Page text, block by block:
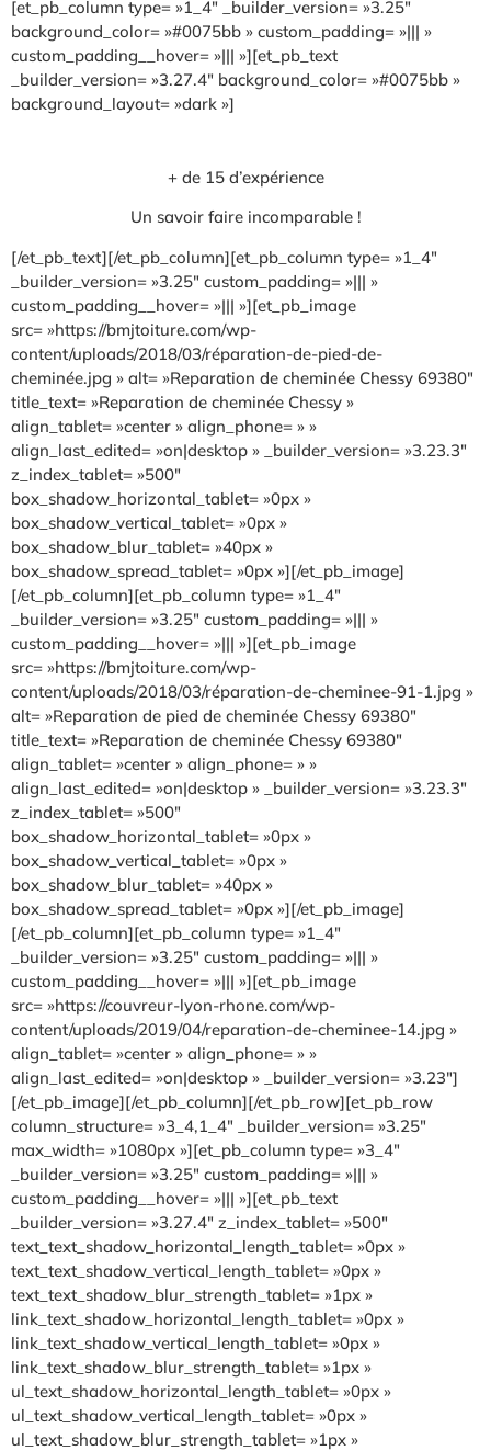
[et_pb_column type= »1_4″ _builder_version= »3.25″
background_color= »#0075bb » custom_padding= »||| »
custom_padding__hover= »||| »][et_pb_text
_builder_version= »3.27.4″ background_color= »#0075bb »
background_layout= »dark »]
+ de 15 d’expérience
Un savoir faire incomparable !
[/et_pb_text][/et_pb_column][et_pb_column type= »1_4″
_builder_version= »3.25″ custom_padding= »||| »
custom_padding__hover= »||| »][et_pb_image
src= »https://bmjtoiture.com/wp-
content/uploads/2018/03/réparation-de-pied-de-
cheminée.jpg » alt= »Reparation de cheminée Chessy 69380″
title_text= »Reparation de cheminée Chessy »
align_tablet= »center » align_phone= » »
align_last_edited= »on|desktop » _builder_version= »3.23.3″
z_index_tablet= »500″
box_shadow_horizontal_tablet= »0px »
box_shadow_vertical_tablet= »0px »
box_shadow_blur_tablet= »40px »
box_shadow_spread_tablet= »0px »][/et_pb_image]
[/et_pb_column][et_pb_column type= »1_4″
_builder_version= »3.25″ custom_padding= »||| »
custom_padding__hover= »||| »][et_pb_image
src= »https://bmjtoiture.com/wp-
content/uploads/2018/03/réparation-de-cheminee-91-1.jpg »
alt= »Reparation de pied de cheminée Chessy 69380″
title_text= »Reparation de cheminée Chessy 69380″
align_tablet= »center » align_phone= » »
align_last_edited= »on|desktop » _builder_version= »3.23.3″
z_index_tablet= »500″
box_shadow_horizontal_tablet= »0px »
box_shadow_vertical_tablet= »0px »
box_shadow_blur_tablet= »40px »
box_shadow_spread_tablet= »0px »][/et_pb_image]
[/et_pb_column][et_pb_column type= »1_4″
_builder_version= »3.25″ custom_padding= »||| »
custom_padding__hover= »||| »][et_pb_image
src= »https://couvreur-lyon-rhone.com/wp-
content/uploads/2019/04/reparation-de-cheminee-14.jpg »
align_tablet= »center » align_phone= » »
align_last_edited= »on|desktop » _builder_version= »3.23″]
[/et_pb_image][/et_pb_column][/et_pb_row][et_pb_row
column_structure= »3_4,1_4″ _builder_version= »3.25″
max_width= »1080px »][et_pb_column type= »3_4″
_builder_version= »3.25″ custom_padding= »||| »
custom_padding__hover= »||| »][et_pb_text
_builder_version= »3.27.4″ z_index_tablet= »500″
text_text_shadow_horizontal_length_tablet= »0px »
text_text_shadow_vertical_length_tablet= »0px »
text_text_shadow_blur_strength_tablet= »1px »
link_text_shadow_horizontal_length_tablet= »0px »
link_text_shadow_vertical_length_tablet= »0px »
link_text_shadow_blur_strength_tablet= »1px »
ul_text_shadow_horizontal_length_tablet= »0px »
ul_text_shadow_vertical_length_tablet= »0px »
ul_text_shadow_blur_strength_tablet= »1px »